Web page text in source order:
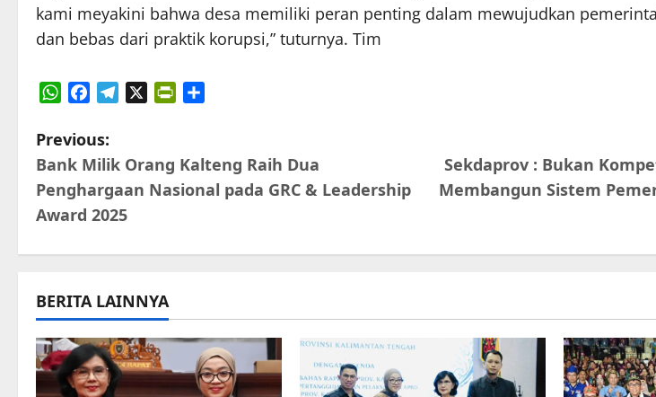
kami meyakini bahwa desa memiliki peran penting dalam mewujudkan
dan bebas dari praktik korupsi,” tuturnya. Tim
P
o
s
t
n
a
v
Previous:
Bank Milik Orang Kalteng Raih Dua
Penghargaan Nasional pada GRC & Leadership
Award 2025
Sekdaprov : Bukan
Membangun Sistem
BERITA LAINNYA